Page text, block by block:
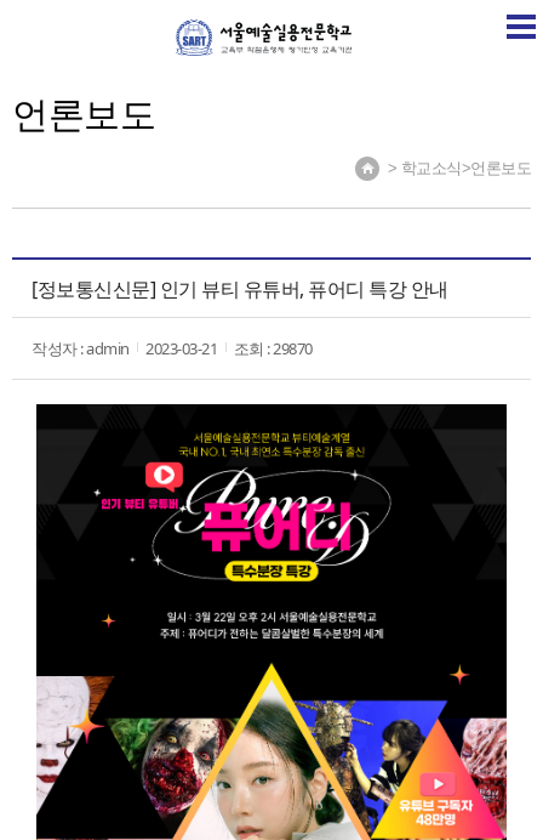
SART 학교소개
언론보도
> 학교소식>언론보도
[정보통신신문] 인기 뷰티 유튜버, 퓨어디 특강 안내
작성자 : admin 2023-03-21 조회 : 29870